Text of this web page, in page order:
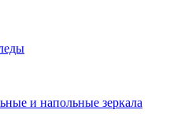
и напольные зеркала